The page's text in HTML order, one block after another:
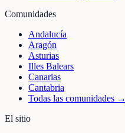
Comunidades
Andalucía
Aragón
Asturias
Illes Balears
Canarias
Cantabria
Todas las comunidades →
El sitio